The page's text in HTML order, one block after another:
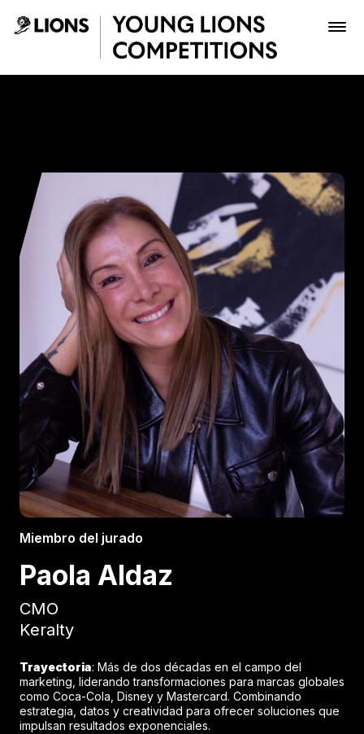
Saltar al contenido principal
Inscribir
Boletería
Miembro del jurado
Paola Aldaz
CMO
Keralty
Trayectoria: Más de dos décadas en el campo del
marketing, liderando transformaciones para marcas globales
como Coca-Cola, Disney y Mastercard. Combinando
estrategia, datos y creatividad para ofrecer soluciones que
impulsan resultados exponenciales.